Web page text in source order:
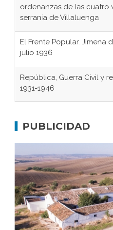
ordenanzas de las cuatro
serranía de Villaluenga
El Frente Popular. Jimena
julio 1936
República, Guerra Civil y
1931-1946
concentración nazis
Bornos
El Frente Popular.
Juntar las letras. La
afán de saber a la
PUBLICIDAD